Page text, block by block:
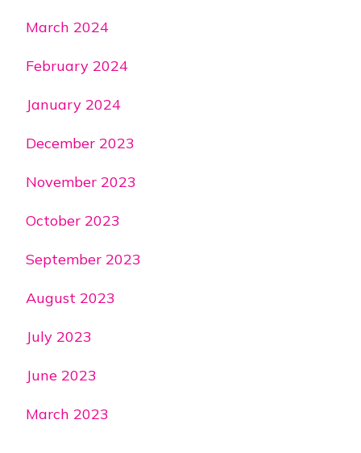
March 2024
February 2024
January 2024
December 2023
November 2023
October 2023
September 2023
August 2023
July 2023
June 2023
March 2023